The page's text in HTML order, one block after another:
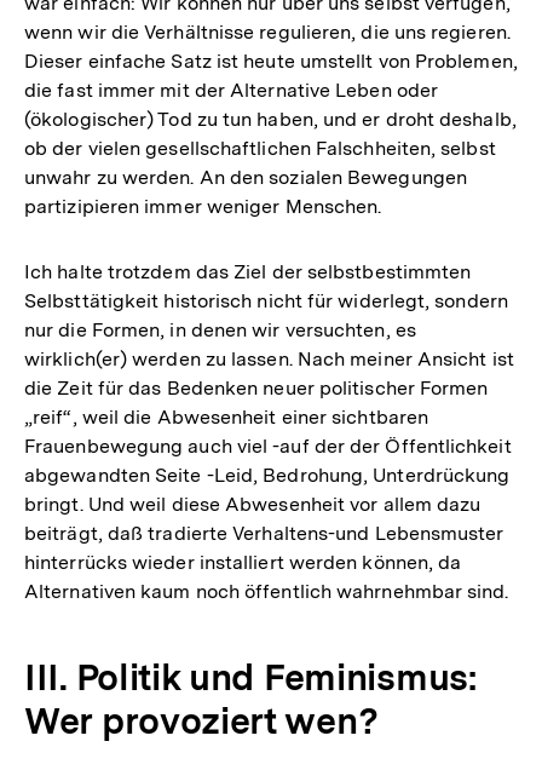
wenn wir die Verhältnisse regulieren, die uns regieren.
Dieser einfache Satz ist heute umstellt von Problemen,
die fast immer mit der Alternative Leben oder
(ökologischer) Tod zu tun haben, und er droht deshalb,
ob der vielen gesellschaftlichen Falschheiten, selbst
unwahr zu werden. An den sozialen Bewegungen
partizipieren immer weniger Menschen.
Ich halte trotzdem das Ziel der selbstbestimmten
Selbsttätigkeit historisch nicht für widerlegt, sondern
nur die Formen, in denen wir versuchten, es
wirklich(er) werden zu lassen. Nach meiner Ansicht ist
die Zeit für das Bedenken neuer politischer Formen
„reif“, weil die Abwesenheit einer sichtbaren
Frauenbewegung auch viel -auf der der Öffentlichkeit
abgewandten Seite -Leid, Bedrohung, Unterdrückung
bringt. Und weil diese Abwesenheit vor allem dazu
beiträgt, daß tradierte Verhaltens-und Lebensmuster
hinterrücks wieder installiert werden können, da
Alternativen kaum noch öffentlich wahrnehmbar sind.
III. Politik und Feminismus:
Wer provoziert wen?